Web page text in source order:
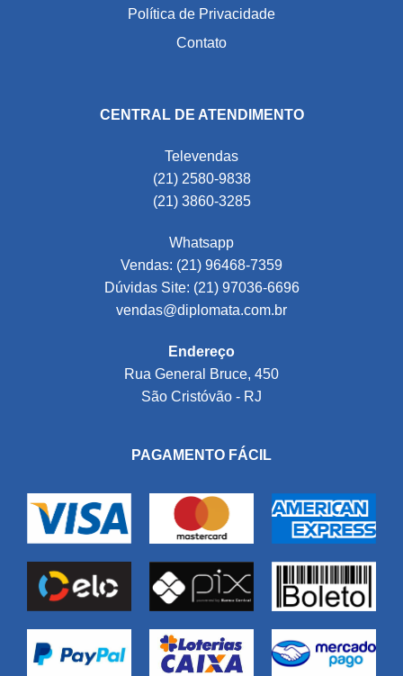
Política de Privacidade
Contato
CENTRAL DE ATENDIMENTO
Televendas
(21) 2580-9838
(21) 3860-3285
Whatsapp
Vendas: (21) 96468-7359
Dúvidas Site: (21) 97036-6696
vendas@diplomata.com.br
Endereço
Rua General Bruce, 450
São Cristóvão - RJ
PAGAMENTO FÁCIL